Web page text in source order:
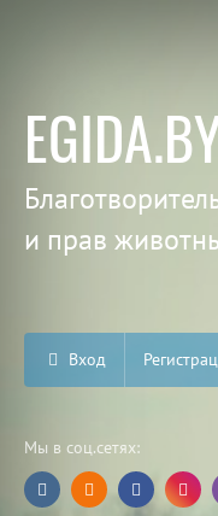
и прав
Вход
Мы в соц.сетях: